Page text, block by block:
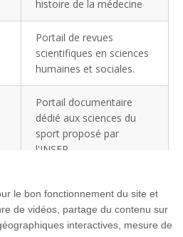
histoire de la médecine
Portail de revues
scientifiques en sciences
humaines et sociales.
Portail documentaire
dédié aux sciences du
sport proposé par
l'INSEP.
documentaires sur la
jeunesse
le bon fonctionnement du site et
de vidéos, partage du contenu sur
interactives, mesure de